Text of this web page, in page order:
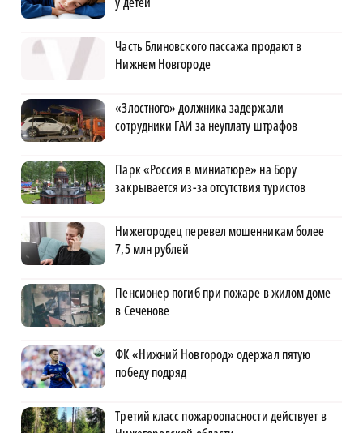
Часть Блиновского пассажа продают в
Нижнем Новгороде
«Злостного» должника задержали
сотрудники ГАИ за неуплату штрафов
Парк «Россия в миниатюре» на Бору
закрывается из-за отсутствия туристов
Нижегородец перевел мошенникам более
7,5 млн рублей
Пенсионер погиб при пожаре в жилом доме
в Сеченове
ФК «Нижний Новгород» одержал пятую
победу подряд
Третий класс пожароопасности действует в